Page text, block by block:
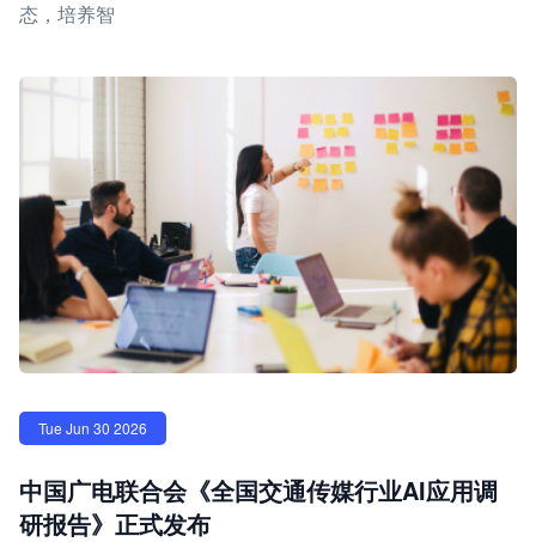
态，培养智
Tue Jun 30 2026
中国广电联合会《全国交通传媒行业AI应用调
研报告》正式发布